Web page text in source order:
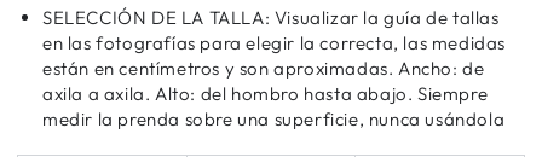
SELECCIÓN DE LA TALLA: Visualizar la guía de tallas
en las fotografías para elegir la correcta, las medidas
están en centímetros y son aproximadas. Ancho: de
axila a axila. Alto: del hombro hasta abajo. Siempre
medir la prenda sobre una superficie, nunca usándola